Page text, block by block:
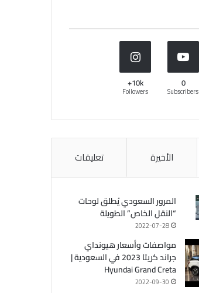
0
Subscribers
10k+
Followers
الأخيرة تعليقات
المرور السعودي يُطلق لوحات
“النقل الخاص” الطويلة
2022-07-28
مواصفات وأسعار هيونداي
جراند كريتا 2023 في السعودية |
Hyundai Grand Creta
2022-09-30